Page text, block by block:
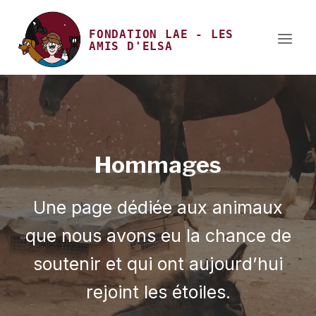
contenu
FONDATION LAE - LES
AMIS D'ELSA
Hommages
Une page dédiée aux animaux
que nous avons eu la chance de
soutenir et qui ont aujourd’hui
rejoint les étoiles.